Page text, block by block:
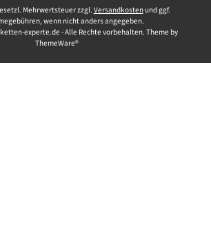
Mehrwertsteuer zzgl. Versandkostenund ggf.
wenn nicht anders angegeben.
experte.de - Alle Rechte vorbehalten. Theme by
ThemeWare®